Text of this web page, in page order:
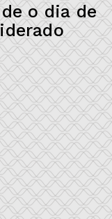
o dia de